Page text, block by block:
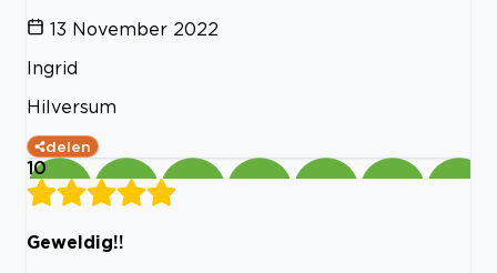
13 November 2022
Ingrid
Hilversum
delen
10
Geweldig!!